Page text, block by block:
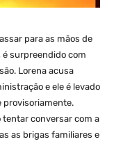
para as mãos de
é surpreendido com
Lorena acusa
e ele é levado
provisoriamente.
tentar conversar com a
as brigas familiares e